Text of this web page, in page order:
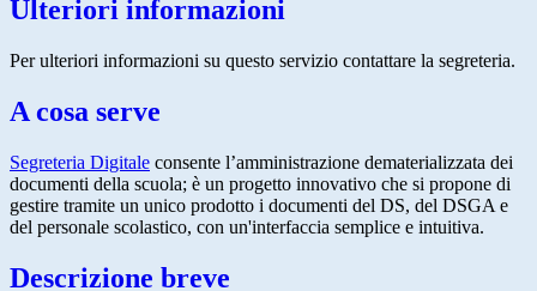
Ulteriori informazioni
Per ulteriori informazioni su questo servizio contattare la segreteria.
A cosa serve
Segreteria Digitale consente l’amministrazione dematerializzata dei
documenti della scuola; è un progetto innovativo che si propone di
gestire tramite un unico prodotto i documenti del DS, del DSGA e
del personale scolastico, con un'interfaccia semplice e intuitiva.
Descrizione breve